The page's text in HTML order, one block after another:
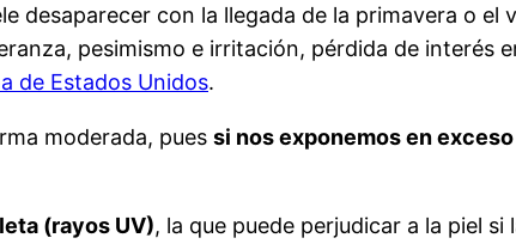
desaparecer con la llegada de la primavera o el
pesimismo e irritación, pérdida de interés
de Estados Unidos.
moderada, pues si nos exponemos en
(rayos UV), la que puede perjudicar a la piel